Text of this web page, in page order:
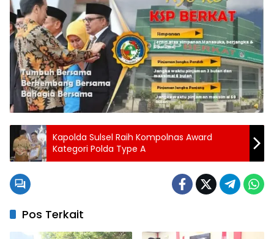
Kapolda Sulsel Raih Kompolnas Award
Kategori Polda Type A
Pos Terkait